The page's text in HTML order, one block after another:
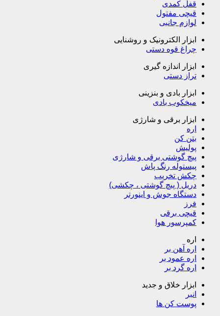
قفل کمدی
قیچی مفتول
لوازم جانبی
ابزار الکترونیک و روشنایی
چراغ قوه دستی
ابزار اندازه گیری
تراز دستی
ابزار بادی و بنزینی
میخکوب بادی
ابزار برقی و شارژی
اره
بتن کن
پولیش
پیچ گوشتی برقی و شارژی
پیستوله رنگ پاش
چکش تخریب
دریل ( پیچ گوشتی ، چکشی)
دستگاه جوش و اینورتر
فرز
قیچی برقی
کمپرسور هوا
اره
اره آهن بر
اره عمود بر
اره گرد بر
ابزار خلاق و جدید
انبر
پوست کن ها